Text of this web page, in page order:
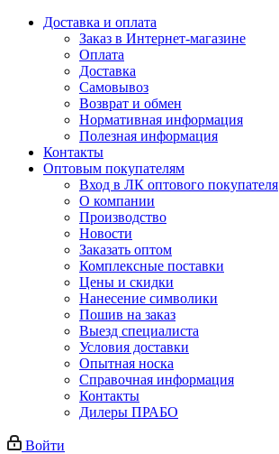
Доставка и оплата
Заказ в Интернет-магазине
Оплата
Доставка
Самовывоз
Возврат и обмен
Нормативная информация
Полезная информация
Контакты
Оптовым покупателям
Вход в ЛК оптового покупателя
О компании
Производство
Новости
Заказать оптом
Комплексные поставки
Цены и скидки
Нанесение символики
Пошив на заказ
Выезд специалиста
Условия доставки
Опытная носка
Справочная информация
Контакты
Дилеры ПРАБО
Войти